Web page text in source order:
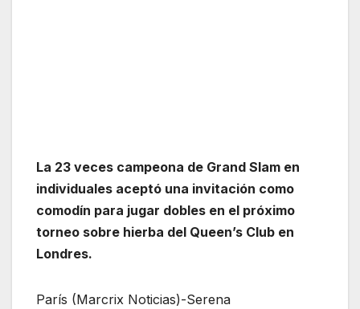
La 23 veces campeona de Grand Slam en
individuales aceptó una invitación como
comodín para jugar dobles en el próximo
torneo sobre hierba del Queen’s Club en
Londres.
París (Marcrix Noticias)-Serena